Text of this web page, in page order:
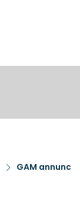
GAM